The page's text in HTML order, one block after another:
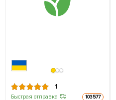
1
Быстрая отправка 103577